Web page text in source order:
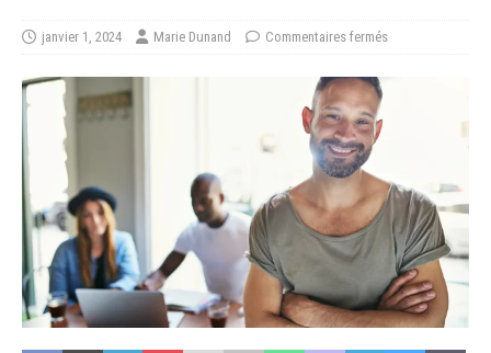
janvier 1, 2024 Marie Dunand Commentaires fermés